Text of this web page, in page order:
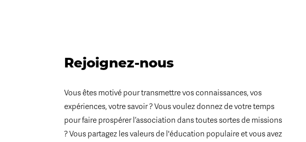
Rejoignez-nous
Vous êtes motivé pour transmettre vos connaissances, vos
expériences, votre savoir ? Vous voulez donnez de votre temps
pour faire prospérer l’association dans toutes sortes de missions
? Vous partagez les valeurs de l'éducation populaire et vous avez